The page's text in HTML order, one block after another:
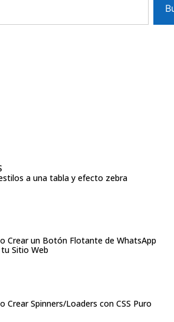
a una tabla y efecto zebra
Crear un Botón Flotante de WhatsApp
Sitio Web
Crear Spinners/Loaders con CSS Puro